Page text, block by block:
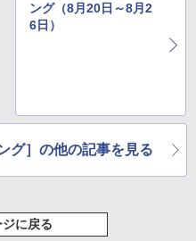
ング（8月20日～8月2
6日）
グ］の他の記事を見る
ジに戻る